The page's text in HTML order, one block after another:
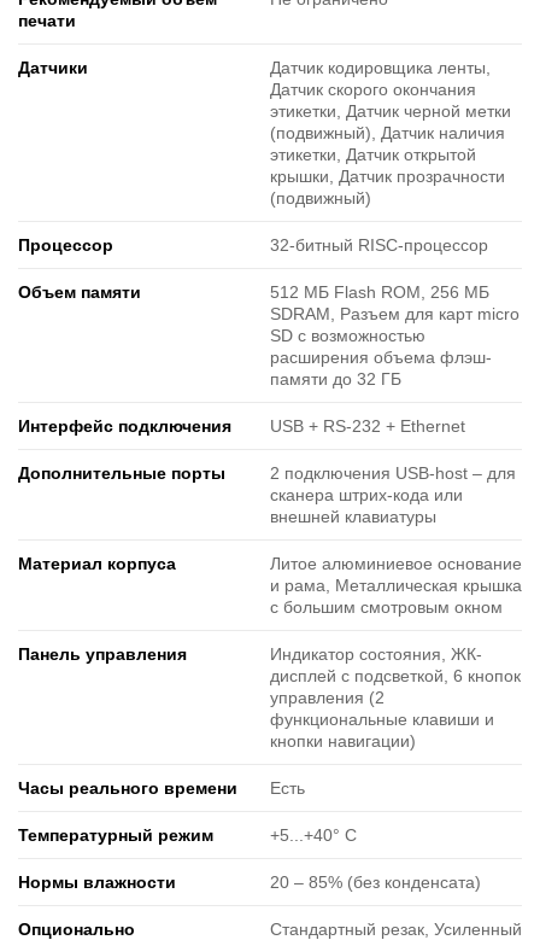
печати
Датчики
Датчик кодировщика ленты,
Датчик скорого окончания
этикетки, Датчик черной метки
(подвижный), Датчик наличия
этикетки, Датчик открытой
крышки, Датчик прозрачности
(подвижный)
Процессор 32-битный RISC-процессор
Объем памяти
512 МБ Flash ROM, 256 МБ
SDRAM, Разъем для карт micro
SD с возможностью
расширения объема флэш-
памяти до 32 ГБ
Интерфейс подключения USB + RS-232 + Ethernet
Дополнительные порты
2 подключения USB-host ‒ для
сканера штрих-кода или
внешней клавиатуры
Материал корпуса
Литое алюминиевое основание
и рама, Металлическая крышка
с большим смотровым окном
Панель управления
Индикатор состояния, ЖК-
дисплей с подсветкой, 6 кнопок
управления (2
функциональные клавиши и
кнопки навигации)
Часы реального времени Есть
Температурный режим +5...+40° C
Нормы влажности 20 ‒ 85% (без конденсата)
Опционально
Стандартный резак, Усиленный